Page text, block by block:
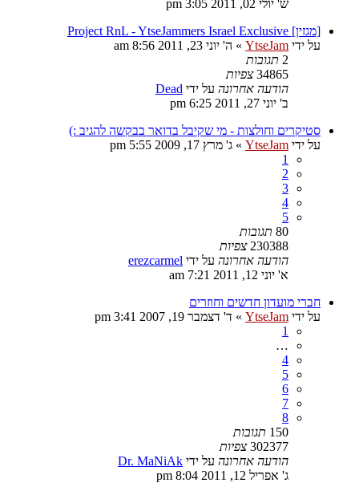
ש' יולי 02, 2011 3:05 pm
[מגזין] Project RnL - YtseJammers Israel Exclusive
על ידי YtseJam
» ה' יוני 23, 2011 8:56 am
2 תגובות
34865 צפיות
הודעה אחרונה על ידי Dead
ב' יוני 27, 2011 6:25 pm
סטיקרים וחולצות - מי שקיבל בדואר בבקשה להגיב :)
על ידי YtseJam
» ג' מרץ 17, 2009 5:55 pm
1
2
3
4
5
80 תגובות
230388 צפיות
הודעה אחרונה על ידי erezcarmel
א' יוני 12, 2011 7:21 am
חברי מועדון חדשים וחוזרים
על ידי YtseJam
» ד' דצמבר 19, 2007 3:41 pm
1
…
4
5
6
7
8
150 תגובות
302377 צפיות
הודעה אחרונה על ידי Dr. MaNiAk
ג' אפריל 12, 2011 8:04 pm